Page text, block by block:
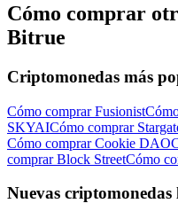
Cómo comprar
Bitrue
Criptomonedas más
Cómo comprar Fusionist
SKYAICómo comprar
Cómo comprar Cookie DAO
comprar Block StreetCómo
Nuevas criptomonedas